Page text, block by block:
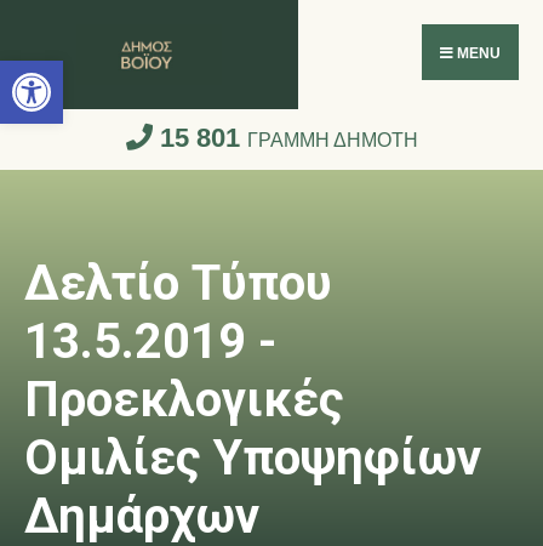
Ανοίξτε τη γραμμή εργαλείων
MENU
15 801 ΓΡΑΜΜΗ ΔΗΜΟΤΗ
Δελτίο Τύπου
13.5.2019 -
Προεκλογικές
Ομιλίες Υποψηφίων
Δημάρχων